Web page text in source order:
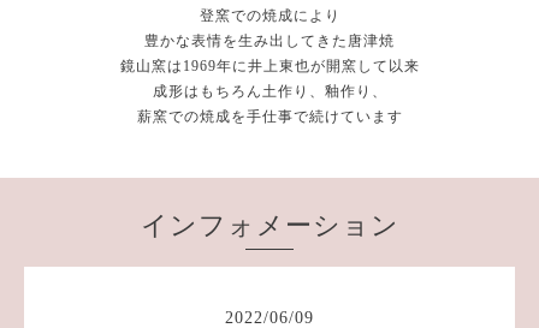
登窯での焼成により
豊かな表情を生み出してきた唐津焼
鏡山窯は1969年に井上東也が開窯して以来
成形はもちろん土作り、釉作り、
薪窯での焼成を手仕事で続けています
インフォメーション
2022/06/09